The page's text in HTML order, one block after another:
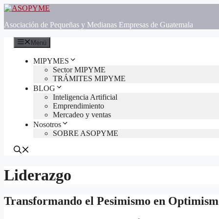
Saltar
contenido
Asociación de Pequeñas y Medianas Empresas de Guatemala
Menú
MIPYMES
Sector MIPYME
TRÁMITES MIPYME
BLOG
Inteligencia Artificial
Emprendimiento
Mercadeo y ventas
Nosotros
SOBRE ASOPYME
Liderazgo
Transformando el Pesimismo en